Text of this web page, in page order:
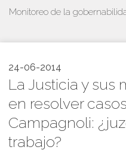
Monitoreo de la
24-06-2014
La Justicia y sus
en resolver
Campagnoli:
trabajo?